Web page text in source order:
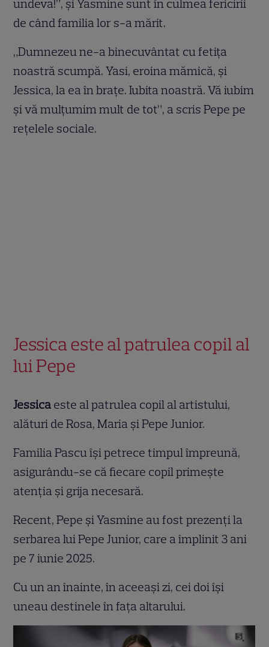
undeva!”, și Yasmine sunt în culmea fericirii
de când familia lor s-a mărit.
„Dumnezeu ne-a binecuvântat cu fetița
noastră scumpă. Yasi, eroina mămică, și
Jessica, la ea în brațe. Iubita noastră. Vă iubim
și vă mulțumim mult de tot”, a scris Pepe pe
rețelele sociale.
Jessica este al patrulea copil al
lui Pepe
Jessica este al patrulea copil al artistului,
alături de Rosa, Maria și Pepe Junior.
Familia Pascu își petrece timpul împreună,
asigurându-se că fiecare copil primește
atenția și grija necesară.
Recent, Pepe și Yasmine au fost prezenți la
serbarea lui Pepe Junior, care a împlinit 3 ani
pe 7 iunie 2025.
Cu un an înainte, în aceeași zi, cei doi își
uneau destinele în fața altarului.